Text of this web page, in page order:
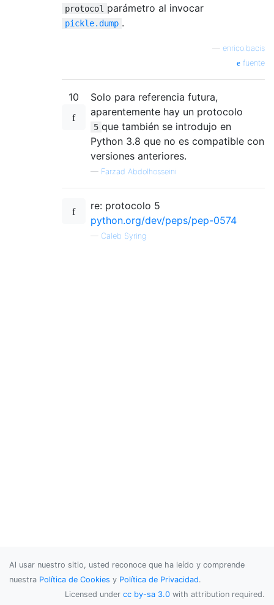
protocol parámetro al invocar
pickle.dump .
enrico.bacis
fuente
10
Solo para referencia futura,
aparentemente hay un protocolo
5 que también se introdujo en
Python 3.8 que no es compatible con
versiones anteriores.
— Farzad Abdolhosseini
re: protocolo 5
python.org/dev/peps/pep-0574
— Caleb Syring
Al usar nuestro sitio, usted reconoce que ha leído y comprende
nuestra Política de Cookies y Política de Privacidad.
Licensed under cc by-sa 3.0 with attribution required.